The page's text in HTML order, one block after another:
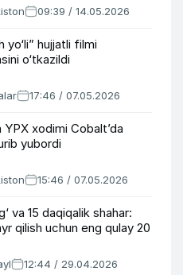
09:39 / 14.05.2026
yo‘li” hujjatli filmi
o‘tkazildi
17:46 / 07.05.2026
YPX xodimi Cobalt’da
yubordi
15:46 / 07.05.2026
va 15 daqiqalik shahar:
qilish uchun eng qulay 20
12:44 / 29.04.2026